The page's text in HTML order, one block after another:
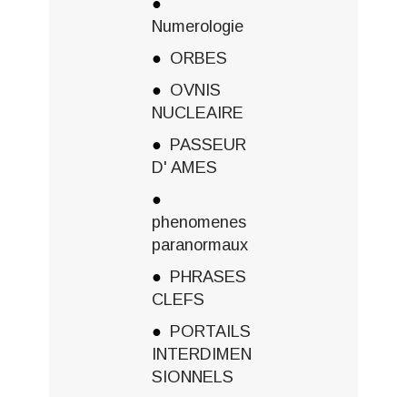
Numerologie
ORBES
OVNIS
NUCLEAIRE
PASSEUR
D' AMES
phenomenes
paranormaux
PHRASES
CLEFS
PORTAILS
INTERDIMEN
SIONNELS